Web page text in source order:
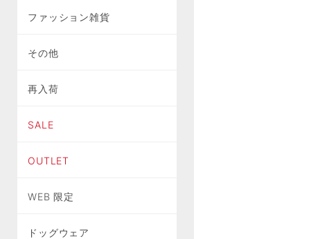
ファッション雑貨
その他
再入荷
SALE
OUTLET
WEB 限定
ドッグウェア